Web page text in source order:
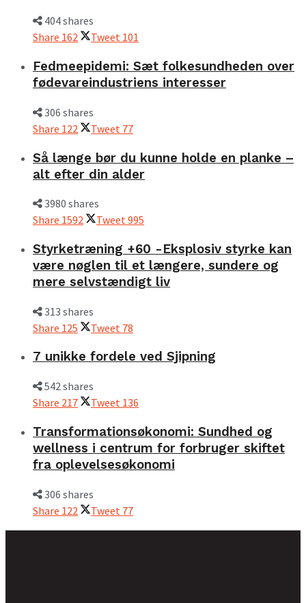
404 shares
Share 162 Tweet 101
Fedmeepidemi: Sæt folkesundheden over
fødevareindustriens interesser
306 shares
Share 122 Tweet 77
Så længe bør du kunne holde en planke –
alt efter din alder
3980 shares
Share 1592 Tweet995
Styrketræning +60 -Eksplosiv styrke kan
være nøglen til et længere, sundere og
mere selvstændigt liv
313 shares
Share 125 Tweet 78
7 unikke fordele ved Sjipning
542 shares
Share 217 Tweet 136
Transformationsøkonomi: Sundhed og
wellness i centrum for forbruger skiftet
fra oplevelsesøkonomi
306 shares
Share 122 Tweet 77